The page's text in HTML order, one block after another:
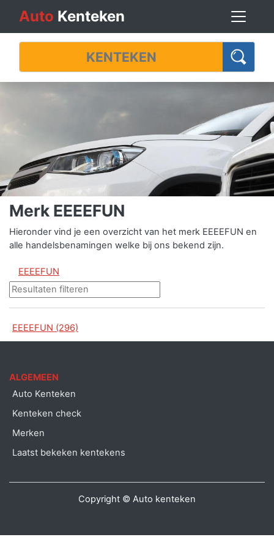
Auto Kenteken
Merk EEEEFUN
Hieronder vind je een overzicht van het merk EEEEFUN en
alle handelsbenamingen welke bij ons bekend zijn.
EEEEFUN
EEEEFUN (296)
ALGEMEEN
Auto Kenteken
Kenteken check
Merken
Laatst bekeken kentekens
Copyright © Auto kenteken